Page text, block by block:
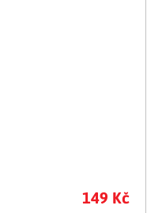
149 Kč